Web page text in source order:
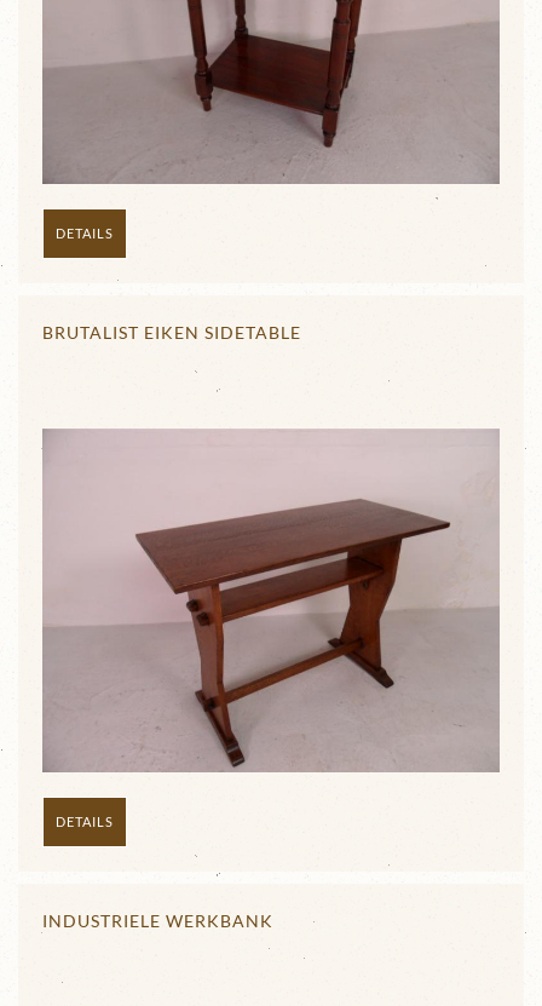
DETAILS
BRUTALIST EIKEN SIDETABLE
DETAILS
INDUSTRIELE WERKBANK